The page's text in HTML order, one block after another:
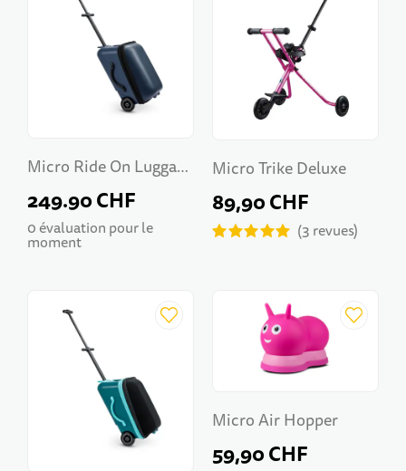
Micro Ride On Luggage
Eazy Weekender Dark
Blue
249.90 CHF
0 évaluation pour le
moment
Micro Trike Deluxe
89,90 CHF
3 revues
Micro Air Hopper
59,90 CHF